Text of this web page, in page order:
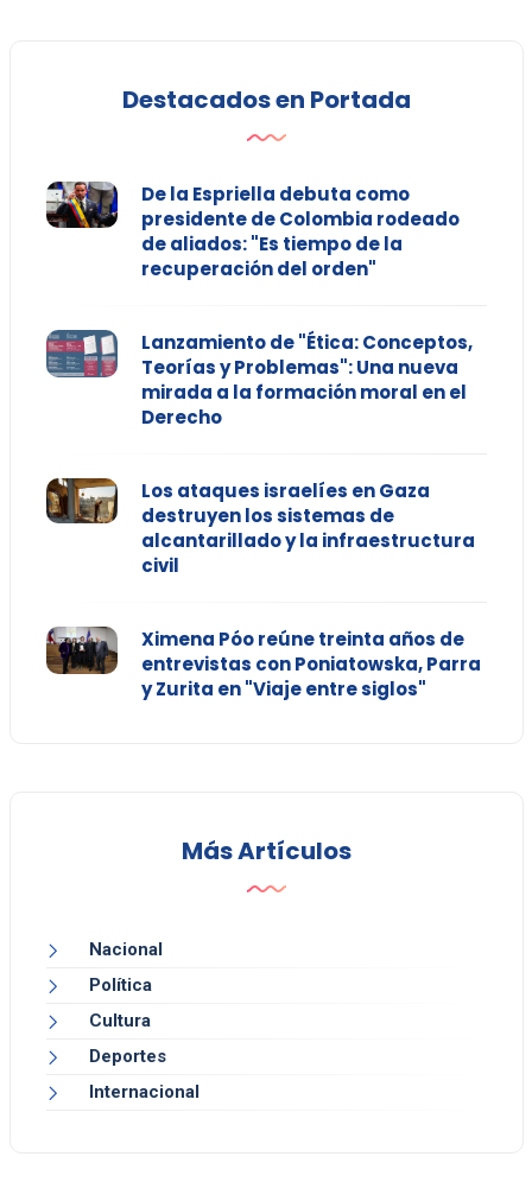
Destacados en Portada
De la Espriella debuta como
presidente de Colombia rodeado
de aliados: "Es tiempo de la
recuperación del orden"
Lanzamiento de "Ética: Conceptos,
Teorías y Problemas": Una nueva
mirada a la formación moral en el
Derecho
Los ataques israelíes en Gaza
destruyen los sistemas de
alcantarillado y la infraestructura
civil
Ximena Póo reúne treinta años de
entrevistas con Poniatowska, Parra
y Zurita en "Viaje entre siglos"
Más Artículos
Nacional
Política
Cultura
Deportes
Internacional